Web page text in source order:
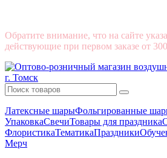
Обратите внимание, что на сайте
действующие при первом заказе от
Латексные шарыФольгированные
УпаковкаСвечиТовары для праздника
ФлористикаТематикаПраздники
Мерч